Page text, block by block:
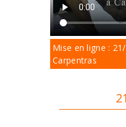
Mise en ligne :
Carpentras